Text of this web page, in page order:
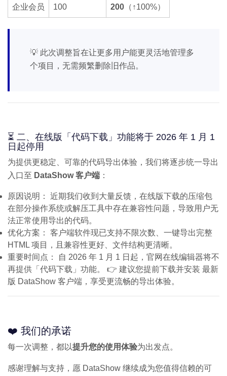
企业会员 100 200 （↑100%）
💡 此次调整旨在让更多用户能更灵活地管理多
个项目，无需频繁删除旧作品。
⏳ 二、在线版「代码下载」功能将于 2026 年 1 月 1
日起停用
为提供更稳定、可靠的代码导出体验，我们将逐步统一导出
入口至 DataShow 客户端 ：
原因说明： 近期我们收到大量反馈，在线版下载的压缩包
在部分操作系统或解压工具中存在兼容性问题，导致用户无
法正常使用导出的代码。
优化方案： 客户端软件现已支持不限次数、一键导出完整
HTML 项目，且兼容性更好、文件结构更清晰。
重要时间点： 自 2026 年 1 月 1 日起，官网在线编辑器将不
再提供「代码下载」功能。 👉 建议您提前下载并安装 最新
版 DataShow 客户端，享受更流畅的导出体验。
❤️ 我们的承诺
每一次调整，都以提升您的使用体验为出发点。
感谢理解与支持，愿 DataShow 继续成为您值得信赖的可